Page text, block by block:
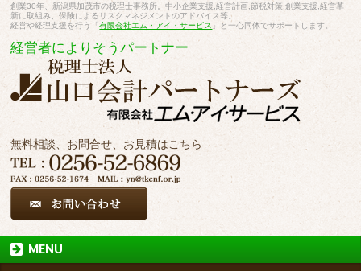
創業30年、新潟県加茂市の税理士事務所。中小企業支援,経営計画,節税対策,創業支援,経営革
新に取組み、保険によるリスクマネジメントのアドバイス等。
経営や経理支援を行う「有限会社エム・アイ・サービス 」と一心同体でサポートします。
経営者によりそうパートナー
無料相談、お問合せ、お見積はこちら
MENU